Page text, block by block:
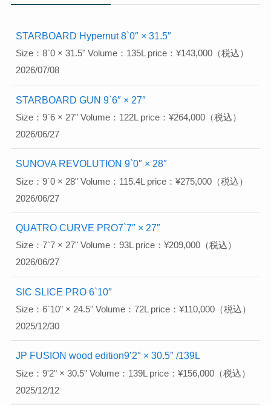
STARBOARD Hypernut 8`0″ × 31.5″
2026/07/08
Size：8`0 × 31.5" Volume：135L price：¥143,000（税込）
STARBOARD GUN 9`6″ × 27″
2026/06/27
Size：9`6 × 27" Volume：122L price：¥264,000（税込）
SUNOVA REVOLUTION 9`0″ × 28″
2026/06/27
Size：9`0 × 28" Volume：115.4L price：¥275,000（税込）
QUATRO CURVE PRO7`7″ × 27″
2026/06/27
Size：7`7 × 27" Volume：93L price：¥209,000（税込）
SIC SLICE PRO 6`10″
2025/12/30
Size：6`10" × 24.5" Volume：72L price：¥110,000（税込）
JP FUSION wood edition9’2″ × 30.5″ /139L
2025/12/12
Size：9'2" × 30.5" Volume：139L price：¥156,000（税込）